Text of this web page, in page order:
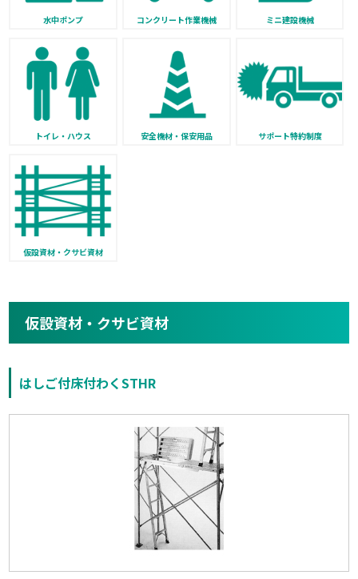
水中ポンプ コンクリート作業機械 ミニ建設機械
トイレ・ハウス 安全機材・保安用品 サポート特約制度
仮設資材・クサビ資材
仮設資材・クサビ資材
はしご付床付わくSTHR